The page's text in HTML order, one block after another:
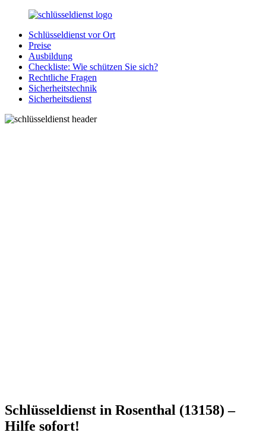
Zurück
Inhalt
SchluesseldienstDirekt.de
Ihre
Notlage
wird
gelöst!
Schlüsseldienst vor Ort
Preise
Ausbildung
Checkliste: Wie schützen Sie sich?
Rechtliche Fragen
Sicherheitstechnik
Sicherheitsdienst
Schlüsseldienst in Rosenthal (13158) –
Hilfe sofort!